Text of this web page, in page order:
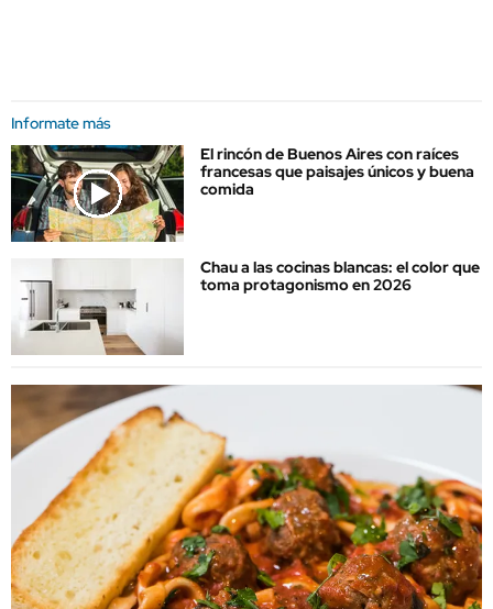
Informate más
El rincón de Buenos Aires con raíces
francesas que paisajes únicos y buena
comida
Chau a las cocinas blancas: el color que
toma protagonismo en 2026